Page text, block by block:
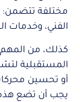
الفني، وخدمات
كذلك، من المهم
المستقبلية
يجب أن تضع هذه